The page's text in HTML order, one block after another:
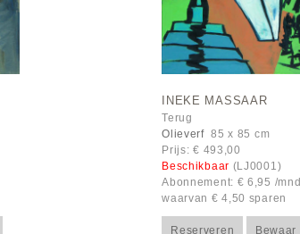
INEKE MASSAAR
Terug
Olieverf85 x 85 cm
Prijs: € 493,00
Beschikbaar (LJ0001)
Abonnement: € 6,95 /mnd
waarvan € 4,50 sparen
Reserveren Bewaar